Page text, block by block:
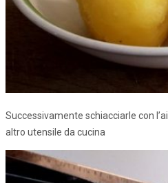
Successivamente schiacciarle con
altro utensile da cucina